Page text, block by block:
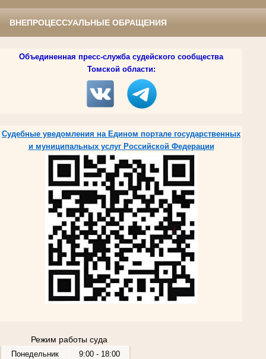
ВНЕПРОЦЕССУАЛЬНЫЕ ОБРАЩЕНИЯ
Объединенная пресс-служба судейского сообщества
Томской области:
Судебные уведомления на Едином портале государственных
и муниципальных услуг Российской Федерации
Режим работы суда
Понедельник
9:00 - 18:00